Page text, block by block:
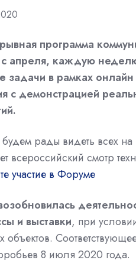
программа
апреля, каждую
задачи в рамках
с демонстрацией
рады видеть всех
всероссийский смотр
участие в Форуме
и выставки, при
объектов.
8 июля 2020 года.